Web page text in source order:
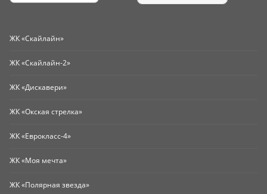
ЖК «Скайлайн»
ЖК «Скайлайн-2»
ЖК «Дискавери»
ЖК «Окская стрелка»
ЖК «Еврокласс-4»
ЖК «Моя мечта»
ЖК «Полярная звезда»